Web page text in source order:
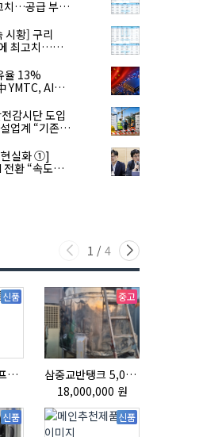
치…공급 부족
시황] 구리
최고치…
율 13%
YMTC, AI
감시단 도입
업계 “기존
현실화 ①]
전환 “속도와
1 / 4
신품
이동식 자동 스프레이 세척기
중고
삼중교반탱크 5,000L
18,000,000 원
신품 신품